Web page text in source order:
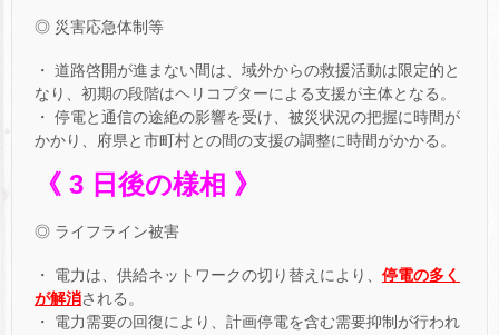
◎ 災害応急体制等
・ 道路啓開が進まない間は、域外からの救援活動は限定的と
なり、初期の段階はヘリコプターによる支援が主体となる。
・ 停電と通信の途絶の影響を受け、被災状況の把握に時間が
かかり、府県と市町村との間の支援の調整に時間がかかる。
《 3 日後の様相 》
◎ ライフライン被害
・ 電力は、供給ネットワークの切り替えにより、 停電の多く
が解消される。
・ 電力需要の回復により、計画停電を含む需要抑制が行われ